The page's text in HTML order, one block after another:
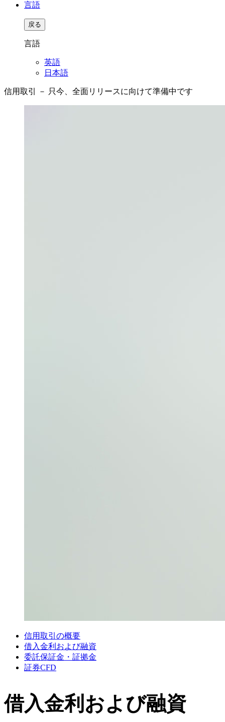
言語
戻る
言語
英語
日本語
信用取引 － 只今、全面リリースに向けて準備中です
信用取引の概要
借入金利および融資
委託保証金・証拠金
証券CFD
借入金利および融資